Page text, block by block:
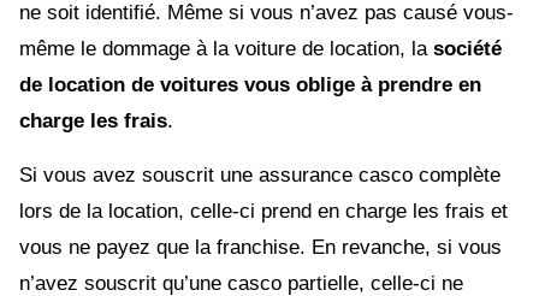
ne soit identifié. Même si vous n’avez pas causé vous-
même le dommage à la voiture de location, la société
de location de voitures vous oblige à prendre en
charge les frais.
Si vous avez souscrit une assurance casco complète
lors de la location, celle-ci prend en charge les frais et
vous ne payez que la franchise. En revanche, si vous
n’avez souscrit qu’une casco partielle, celle-ci ne